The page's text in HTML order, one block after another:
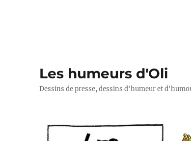
Les humeurs d'Oli
Dessins de presse, dessins d'humeur et